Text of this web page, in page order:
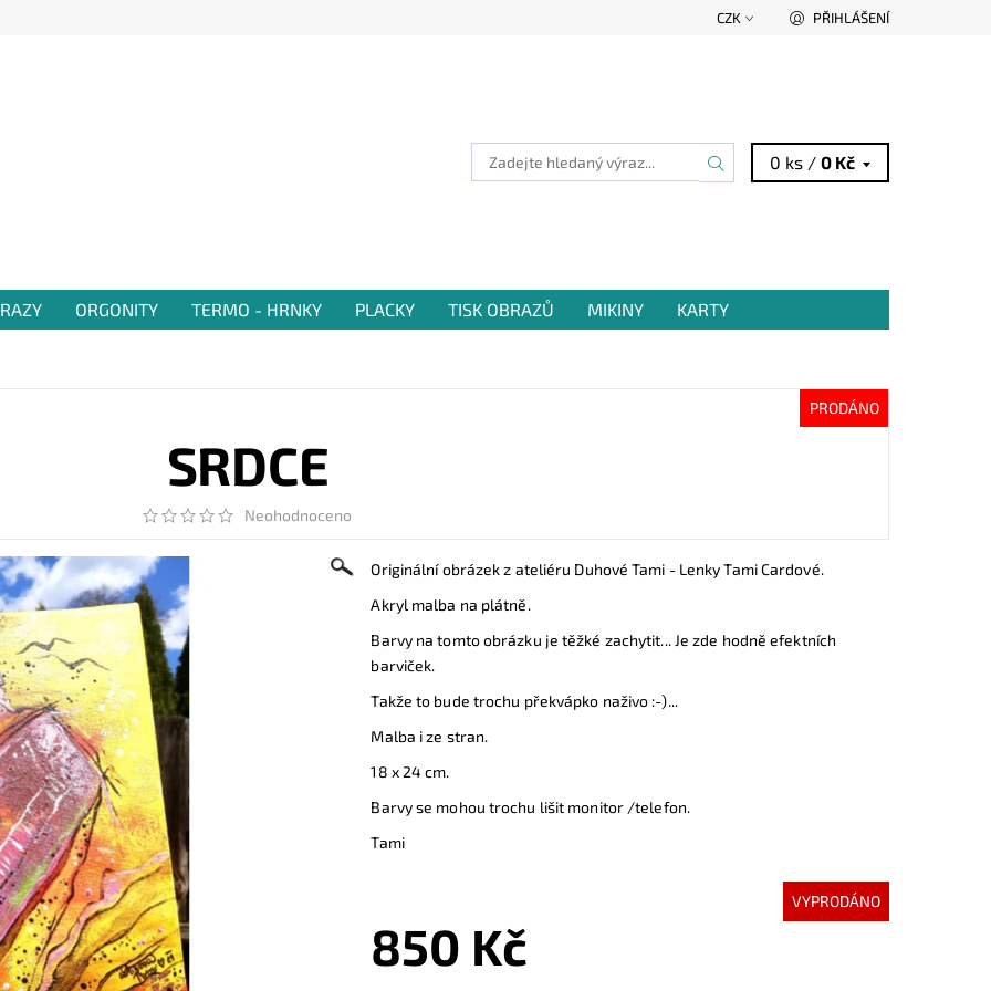
CZK PŘIHLÁŠENÍ
0 ks /0 Kč
ORGONITY TERMO - HRNKY PLACKY TISK OBRAZŮ MIKINY KARTY
PRODÁNO
SRDCE
Neohodnoceno
Originální obrázek z ateliéru Duhové Tami - Lenky Tami Cardové.
Akryl malba na plátně.
Barvy na tomto obrázku je těžké zachytit... Je zde hodně efektních
barviček.
Takže to bude trochu překvápko naživo :-)...
Malba i ze stran.
18 x 24 cm.
Barvy se mohou trochu lišit monitor /telefon.
Tami
VYPRODÁNO
850 Kč